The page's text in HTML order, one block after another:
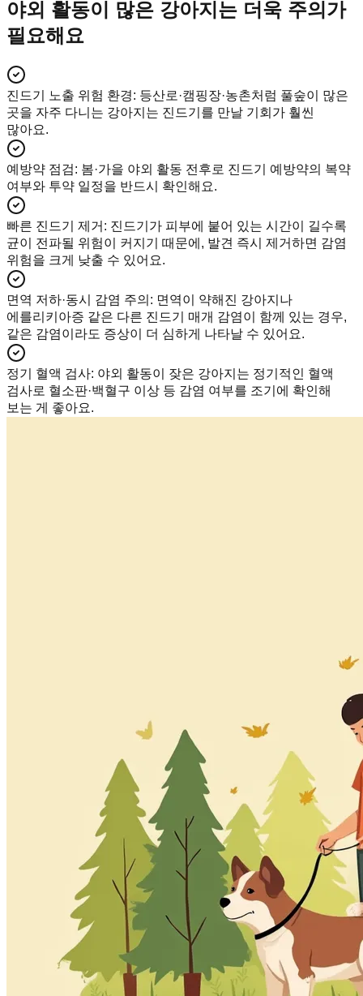
야외 활동이 많은 강아지는 더욱 주의가
필요해요
진드기 노출 위험 환경: 등산로·캠핑장·농촌처럼 풀숲이 많은
곳을 자주 다니는 강아지는 진드기를 만날 기회가 훨씬
많아요.
예방약 점검: 봄·가을 야외 활동 전후로 진드기 예방약의 복약
여부와 투약 일정을 반드시 확인해요.
빠른 진드기 제거 : 진드기가 피부에 붙어 있는 시간이 길수록
균이 전파될 위험이 커지기 때문에, 발견 즉시 제거하면 감염
위험을 크게 낮출 수 있어요.
면역 저하·동시 감염 주의 : 면역이 약해진 강아지나
에를리키아증 같은 다른 진드기 매개 감염이 함께 있는 경우,
같은 감염이라도 증상이 더 심하게 나타날 수 있어요.
정기 혈액 검사: 야외 활동이 잦은 강아지는 정기적인 혈액
검사로 혈소판·백혈구 이상 등 감염 여부를 조기에 확인해
보는 게 좋아요.